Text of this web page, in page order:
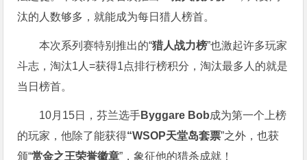
汰的人数够多，就能成为每日猎人榜首。
本次系列赛特别推出的“猎人战力榜”也激起许多玩家
斗志，淘汰1人=获得1点排行榜积分，淘汰最多人的就是
当日榜首。
10月15日，芬兰选手Byggare Bob成为第一个上榜
的玩家，他除了能获得“WSOP天堂岛套票”之外，也获
颁“赏金之王荣誉徽章”，象征他的猎杀成就！